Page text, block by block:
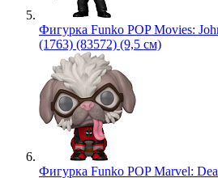
Фигурка Funko POP Movies:
(1763) (83572) (9,5 см)
Фигурка Funko POP Marvel: